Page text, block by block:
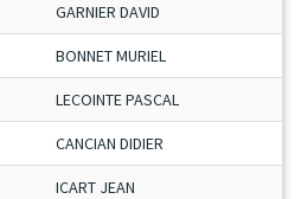
GARNIER DAVID
BONNET MURIEL
LECOINTE PASCAL
CANCIAN DIDIER
ICART JEAN